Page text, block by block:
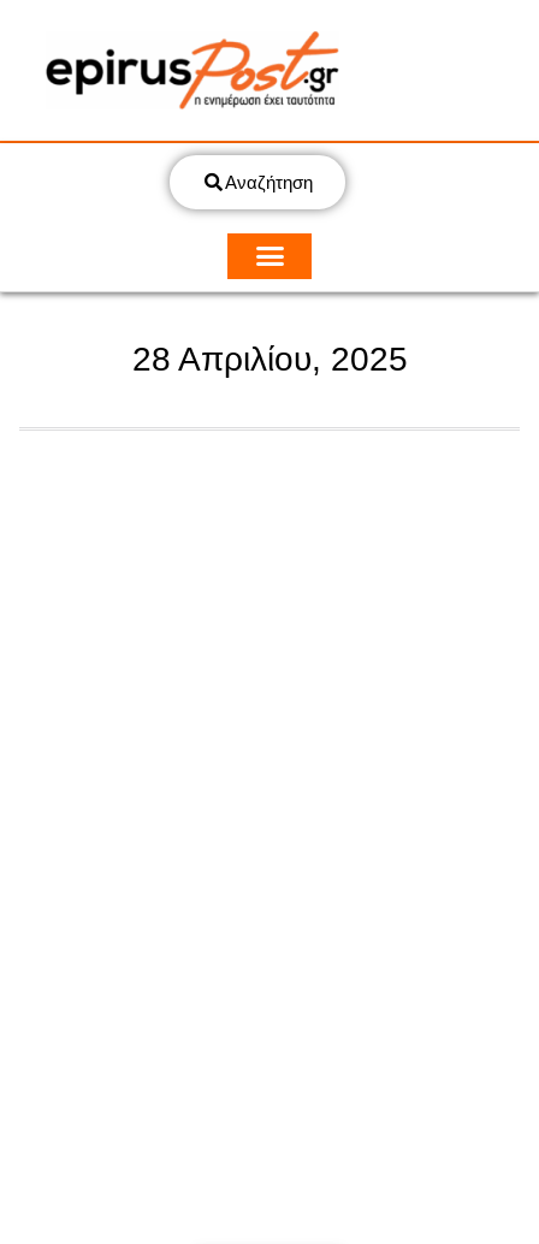
Αναζήτηση
28 Απριλίου, 2025